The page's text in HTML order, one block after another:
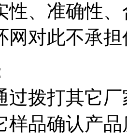
性、准确性
网对此不承
过拨打其它
样品确认产